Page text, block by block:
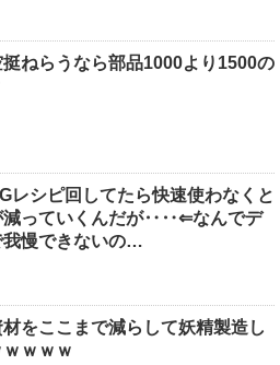
挺ねらうなら部品1000より1500の
レシピ回してたら快速使わなくと
減っていくんだが‥‥⇐なんでデ
我慢できないの…
材をここまで減らして妖精製造し
ｗｗｗ